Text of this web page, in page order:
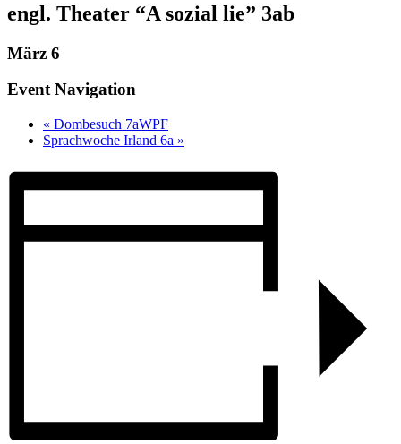
engl. Theater “A sozial lie” 3ab
März 6
Event Navigation
« Dombesuch 7aWPF
Sprachwoche Irland 6a »